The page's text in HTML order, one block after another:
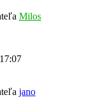
Milos
jano